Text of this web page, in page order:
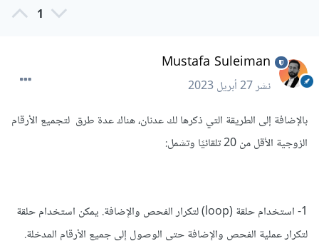
1
Mustafa Suleiman
نشر27 أبريل 2023
بالإضافة إلى الطريقة التي ذكرها لك عدنان، هناك عدة طرق لتجميع الأرقام
الزوجية الأقل من 20
تلقائيًا وتشمل:
1- استخدام حلقة (loop) لتكرار الفحص والإضافة. يمكن استخدام حلقة
لتكرار عملية الفحص والإضافة حتى الوصول إلى جميع الأرقام المدخلة.